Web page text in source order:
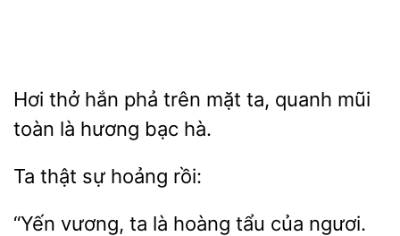
Hơi hắn phả trên mặt
mũi
toàn là hương bạc hà.
Ta sự
“Yến vương,
là hoàng tẩu của ngươi.